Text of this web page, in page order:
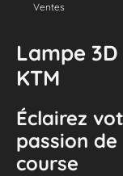
Ventes
Lampe
KTM
Éclairez
passion de
course